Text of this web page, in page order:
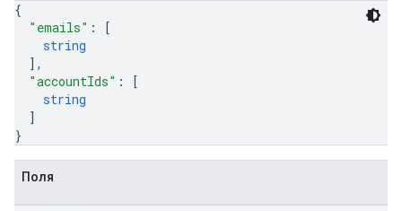
{
"emails" :
[
string
] ,
"accountIds" :
[
string
]
}
Поля